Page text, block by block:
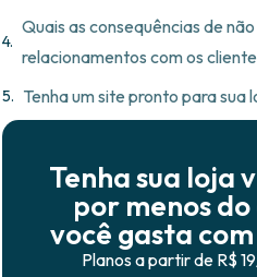
Quais as consequências de
relacionamentos com os
Tenha um site pronto para sua
Tenha sua loja
por menos do
você gasta
Planos a partir de R$